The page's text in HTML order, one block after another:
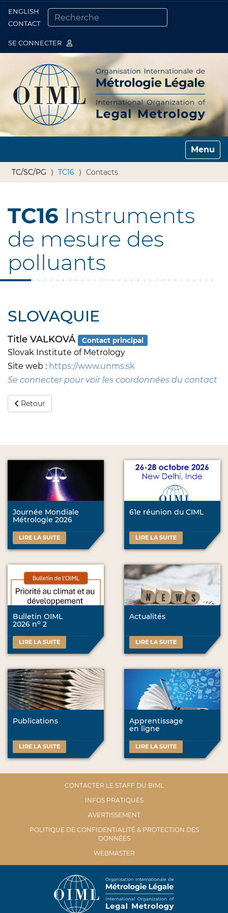
ENGLISH
CONTACT
SE CONNECTER
Toggle
TC/SC/PG TC16 Contacts
TC16 Instruments
de mesure des
polluants
SLOVAQUIE
Title VALKOVÁ Contact principal
Slovak Institute of Metrology
Site web : https://www.unms.sk
Se connecter pour voir les coordonnées du contact
Retour
Journée Mondiale
Métrologie 2026
LIRE LA SUITE
61e réunion du CIML
LIRE LA SUITE
Bulletin OIML
2026 no 2
LIRE LA SUITE
Actualités
LIRE LA SUITE
Publications
LIRE LA SUITE
Apprentissage
en ligne
LIRE LA SUITE
CONTACTER LE STAFF DU BIML
INFOS PRATIQUES
AVERTISSEMENT
POLITIQUE DE CONFIDENTIALITÉ & PROTECTION DES
DONNÉES
WEBMASTER